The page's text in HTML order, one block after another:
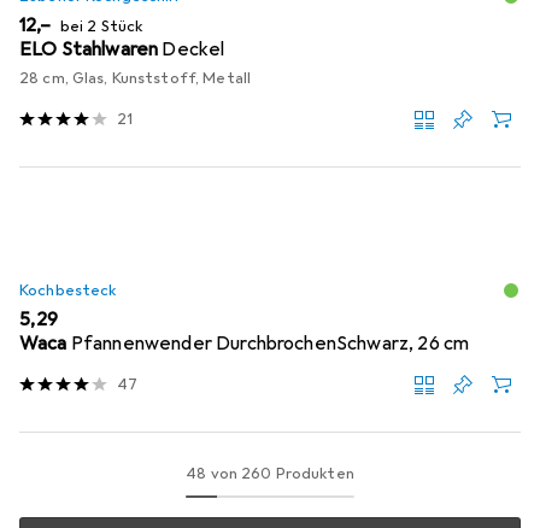
EUR
12,– bei 2 Stück
ELO Stahlwaren Deckel
28 cm, Glas, Kunststoff, Metall
21
Kochbesteck
EUR
5,29
Waca Pfannenwender DurchbrochenSchwarz, 26 cm
47
48 von 260 Produkten